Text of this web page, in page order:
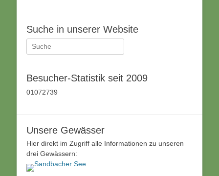
Suche in unserer Website
Suche
nach:
Besucher-Statistik seit 2009
01072739
Unsere Gewässer
Hier direkt im Zugriff alle Informationen zu unseren
drei Gewässern: